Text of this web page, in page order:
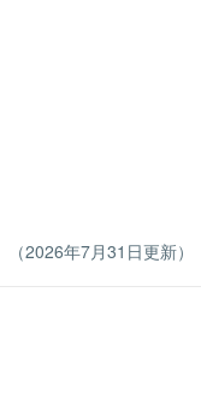
2026年7月31日更新）